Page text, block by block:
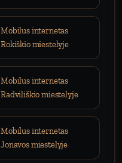
Mobilus internetas
Rokiškio miestelyje
Mobilus internetas
Radviliškio miestelyje
Mobilus internetas
Jonavos miestelyje